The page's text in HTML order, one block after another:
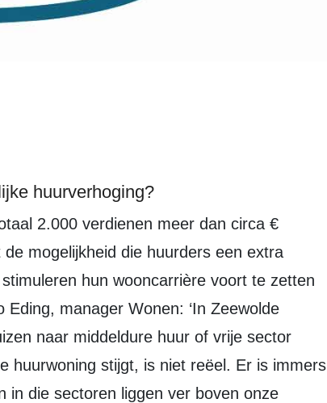
huurverhoging?
mogelijkheid die huurders een extra
hun wooncarrière voort te zetten
manager Wonen: ‘In Zeewolde
naar middeldure huur of vrije sector
huurwoning stijgt, is niet reëel. Er is immers
in die sectoren liggen ver boven onze